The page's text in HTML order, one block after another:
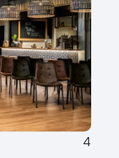
4